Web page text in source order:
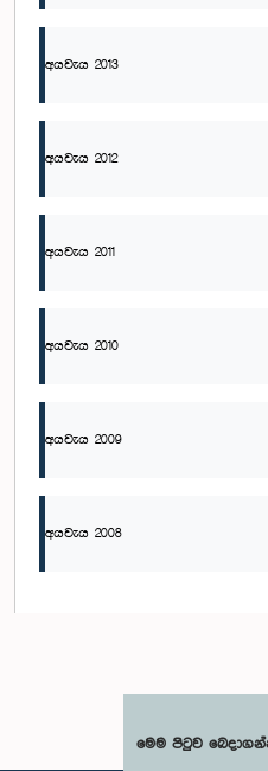
අයවැය 2013
අයවැය 2012
අයවැය 2011
අයවැය 2010
අයවැය 2009
අයවැය 2008
මෙම පිටුව